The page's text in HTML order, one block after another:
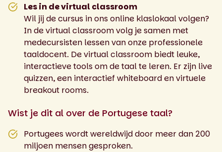
Les in de virtual classroom
Wil jij de cursus in ons online klaslokaal volgen?
In de virtual classroom volg je samen met
medecursisten lessen van onze professionele
taaldocent. De virtual classroom biedt leuke,
interactieve tools om de taal te leren. Er zijn live
quizzen, een interactief whiteboard en virtuele
breakout rooms.
Wist je dit al over de Portugese taal?
Portugees wordt wereldwijd door meer dan 200
miljoen mensen gesproken.